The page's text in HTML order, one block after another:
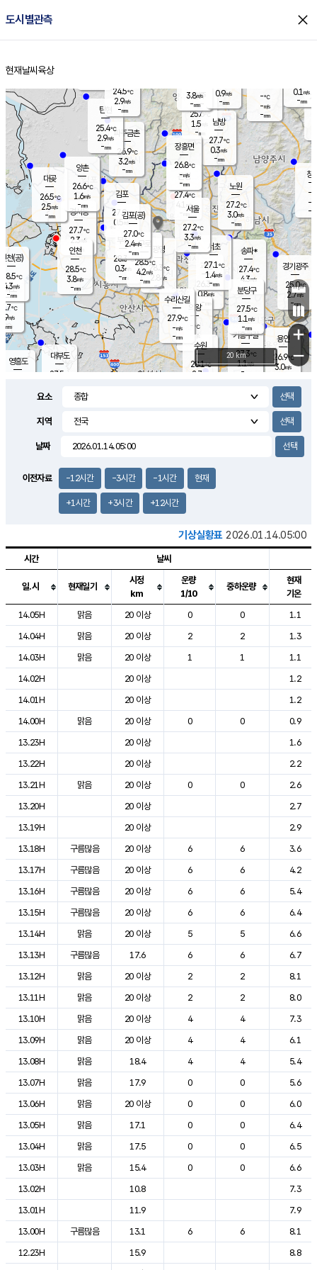
도시별관측 close
홈
현재날씨 육상
의도
℃
m/s
mm
영흥도
양주
25.6℃
1.5
-mm
과천
26.3℃
0.8m/s
- mm
용인
26.9℃
3.0m/s
경기광주
25.0℃
2.7m/s
-mm
2.6m/s
대부도
27.5
경서동
27.7℃
2.3 m/s
-mm
파주금촌
26.9℃
3.2m/s
-mm
-℃
-m/s
-mm
대곶
26.5℃
2.5m/s
-mm
창
-
-m/
-
탄현
25.4℃
2.9m/s
-mm
0.1 m/s
-mm
의왕
- ℃
m/s
mm
김포
27.0℃
0.5 m/s
mm
광명
28.3 ℃
2.8 m/s
-mm
부천
28.3℃
0.3m/s
-mm
양촌
26.6℃
1.6m/s
-mm
구로
28.5℃
4.2m/s
-mm
은평
27.4℃
4.1 m/s
- mm
노원
27.2℃
3.0m/s
-mm
송파*
27.4℃
4.3m/s
-mm
서초
27.1℃
1.4m/s
-mm
남방
27.7℃
0.3m/s
-mm
기흥구갈
27.3℃
1.1m/s
-
수리산길
27.9℃
-m/s
-mm
분당구
27.5℃
1.1 m/s
-mm
장흥면
26.8℃
-m/s
-mm
3.8m/s
-mm
인천(공)
28.5℃
4.3m/s
-mm
김포(공)
27.0℃
2.4m/s
-mm
수원
28.1℃
2.7 m/s
인천
28.5℃
3.8m/s
-mm
서울
27.2℃
3.3m/s
-mm
24.5℃
2.9m/s
-mm
0.9m/s
-mm
+
−
20 km
요소
지역
날짜
이전자료 -12시간 -3시간 -1시간 현재
+1시간 +3시간 +12시간
기상실황표 2026.01.14.05:00
도시별 기상실황표로 지점, 날씨, 기온, 강수, 바람, 기압등을 안내한 표입
시간 날씨
일.시 현재일기
시정
km
운량
1/10
중하운량
현재
기온
14.05H
맑음 20 이상 0 0
1.1
14.04H
맑음 20 이상 2 2
1.3
14.03H
맑음 20 이상 1 1
1.1
14.02H
20 이상
1.2
14.01H
20 이상
1.2
14.00H
맑음 20 이상 0 0
0.9
13.23H
20 이상
1.6
13.22H
20 이상
2.2
13.21H
맑음 20 이상 0 0
2.6
13.20H
20 이상
2.7
13.19H
20 이상
2.9
13.18H
구름많음 20 이상 6 6
3.6
13.17H
구름많음 20 이상 6 6
4.2
13.16H
구름많음 20 이상 6 6
5.4
13.15H
구름많음 20 이상 6 6
6.4
13.14H
맑음 20 이상 5 5
6.6
13.13H
구름많음 17.6 6 6
6.7
13.12H
맑음 20 이상 2 2
8.1
13.11H
맑음 20 이상 2 2
8.0
13.10H
맑음 20 이상 4 4
7.3
13.09H
맑음 20 이상 4 4
6.1
13.08H
맑음 18.4 4 4
5.4
13.07H
맑음 17.9 0 0
5.6
13.06H
맑음 20 이상 0 0
6.0
13.05H
맑음 17.1 0 0
6.4
13.04H
맑음 17.5 0 0
6.5
13.03H
맑음 15.4 0 0
6.6
13.02H
10.8
7.3
13.01H
11.9
7.9
13.00H
구름많음 13.1 6 6
8.1
12.23H
15.9
8.8